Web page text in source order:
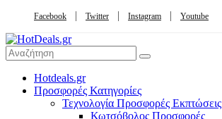
Facebook Twitter Instagram Youtube
Hotdeals.gr
Προσφορές Κατηγορίες
Τεχνολογία Προσφορές Εκπτώσεις
Κωτσόβολος Προσφορές